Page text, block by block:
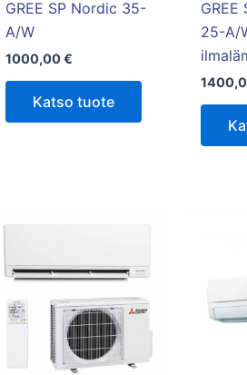
GREE SP Nordic 35-
A/W
1000,00€
Katso tuote
GREE
25-A/